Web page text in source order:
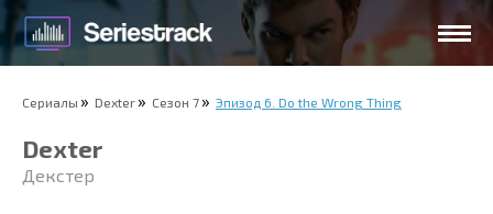
Сериалы Dexter Сезон 7 Эпизод 6. Do the Wrong Thing
Dexter
Декстер